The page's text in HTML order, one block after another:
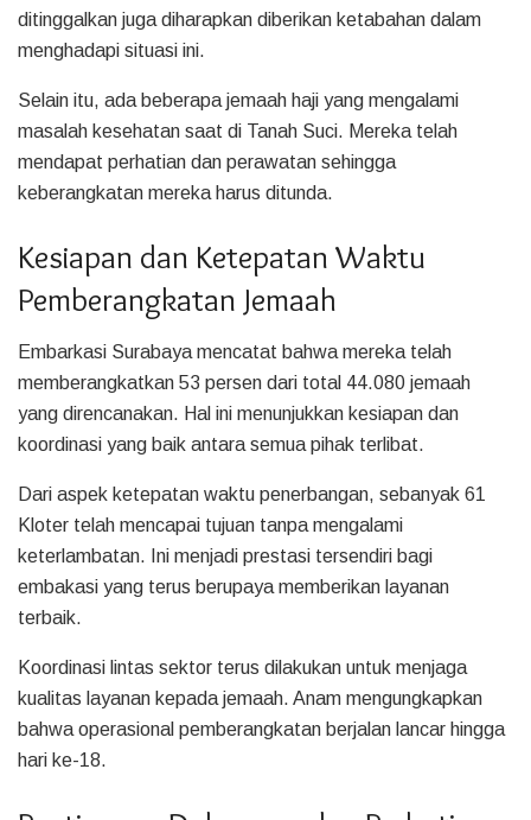
ditinggalkan juga diharapkan diberikan ketabahan dalam
menghadapi situasi ini.
Selain itu, ada beberapa jemaah haji yang mengalami
masalah kesehatan saat di Tanah Suci. Mereka telah
mendapat perhatian dan perawatan sehingga
keberangkatan mereka harus ditunda.
Kesiapan dan Ketepatan Waktu
Pemberangkatan Jemaah
Embarkasi Surabaya mencatat bahwa mereka telah
memberangkatkan 53 persen dari total 44.080 jemaah
yang direncanakan. Hal ini menunjukkan kesiapan dan
koordinasi yang baik antara semua pihak terlibat.
Dari aspek ketepatan waktu penerbangan, sebanyak 61
Kloter telah mencapai tujuan tanpa mengalami
keterlambatan. Ini menjadi prestasi tersendiri bagi
embakasi yang terus berupaya memberikan layanan
terbaik.
Koordinasi lintas sektor terus dilakukan untuk menjaga
kualitas layanan kepada jemaah. Anam mengungkapkan
bahwa operasional pemberangkatan berjalan lancar hingga
hari ke-18.